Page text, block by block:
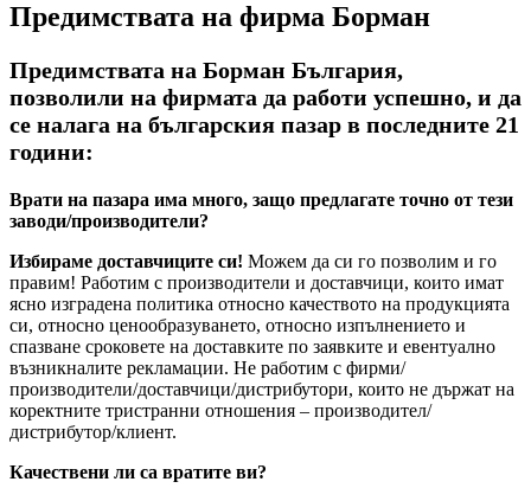
Предимствата на фирма Борман
Предимствата на Борман България,
позволили на фирмата да работи успешно, и да
се налага на българския пазар в последните 21
години:
Врати на пазара има много, защо предлагате точно от тези
заводи/производители?
Избираме доставчиците си! Можем да си го позволим и го
правим! Работим с производители и доставчици, които имат
ясно изградена политика относно качеството на продукцията
си, относно ценообразуването, относно изпълнението и
спазване сроковете на доставките по заявките и евентуално
възникналите рекламации. Не работим с фирми/
производители/доставчици/дистрибутори, които не държат на
коректните тристранни отношения – производител/
дистрибутор/клиент.
Качествени ли са вратите ви?